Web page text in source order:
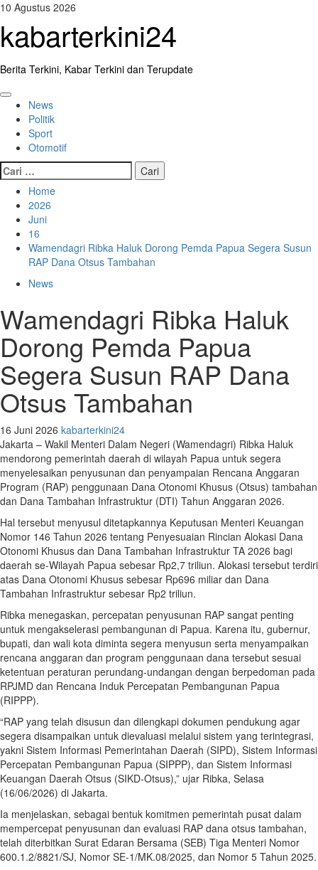
Skip
content
10 Agustus 2026
kabarterkini24
Berita Terkini, Kabar Terkini dan Terupdate
Primary
Menu
News
Politik
Sport
Otomotif
Cari
untuk:
Home
2026
Juni
16
Wamendagri Ribka Haluk Dorong Pemda Papua Segera Susun
RAP Dana Otsus Tambahan
News
Wamendagri Ribka Haluk
Dorong Pemda Papua
Segera Susun RAP Dana
Otsus Tambahan
16 Juni 2026 kabarterkini24
Jakarta – Wakil Menteri Dalam Negeri (Wamendagri) Ribka Haluk
mendorong pemerintah daerah di wilayah Papua untuk segera
menyelesaikan penyusunan dan penyampaian Rencana Anggaran
Program (RAP) penggunaan Dana Otonomi Khusus (Otsus) tambahan
dan Dana Tambahan Infrastruktur (DTI) Tahun Anggaran 2026.
Hal tersebut menyusul ditetapkannya Keputusan Menteri Keuangan
Nomor 146 Tahun 2026 tentang Penyesuaian Rincian Alokasi Dana
Otonomi Khusus dan Dana Tambahan Infrastruktur TA 2026 bagi
daerah se-Wilayah Papua sebesar Rp2,7 triliun. Alokasi tersebut terdiri
atas Dana Otonomi Khusus sebesar Rp696 miliar dan Dana
Tambahan Infrastruktur sebesar Rp2 triliun.
Ribka menegaskan, percepatan penyusunan RAP sangat penting
untuk mengakselerasi pembangunan di Papua. Karena itu, gubernur,
bupati, dan wali kota diminta segera menyusun serta menyampaikan
rencana anggaran dan program penggunaan dana tersebut sesuai
ketentuan peraturan perundang-undangan dengan berpedoman pada
RPJMD dan Rencana Induk Percepatan Pembangunan Papua
(RIPPP).
“RAP yang telah disusun dan dilengkapi dokumen pendukung agar
segera disampaikan untuk dievaluasi melalui sistem yang terintegrasi,
yakni Sistem Informasi Pemerintahan Daerah (SIPD), Sistem Informasi
Percepatan Pembangunan Papua (SIPPP), dan Sistem Informasi
Keuangan Daerah Otsus (SIKD-Otsus),” ujar Ribka, Selasa
(16/06/2026) di Jakarta.
Ia menjelaskan, sebagai bentuk komitmen pemerintah pusat dalam
mempercepat penyusunan dan evaluasi RAP dana otsus tambahan,
telah diterbitkan Surat Edaran Bersama (SEB) Tiga Menteri Nomor
600.1.2/8821/SJ, Nomor SE-1/MK.08/2025, dan Nomor 5 Tahun 2025.